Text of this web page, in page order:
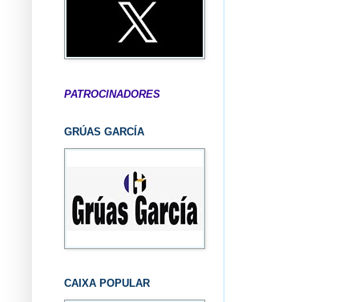
PATROCINADORES
GRÚAS GARCÍA
CAIXA POPULAR